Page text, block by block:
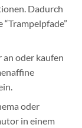
Dadurch
oder kaufen
oder
in einem